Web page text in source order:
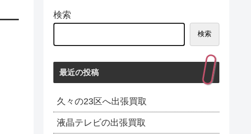
検索
検索
最近の投稿
久々の23区へ出張買取
液晶テレビの出張買取